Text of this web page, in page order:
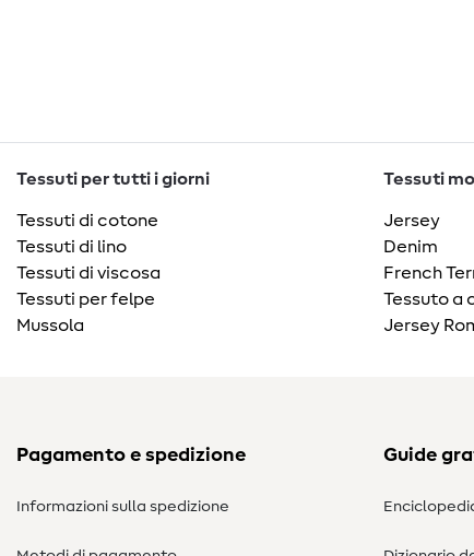
Tessuti per tutti i giorni
Tessuti di cotone
Tessuti di lino
Tessuti di viscosa
Tessuti per felpe
Mussola
Tessuti
Jersey
Denim
French
Tessuto a
Jersey
Pagamento e spedizione
Informazioni sulla spedizione
Guide